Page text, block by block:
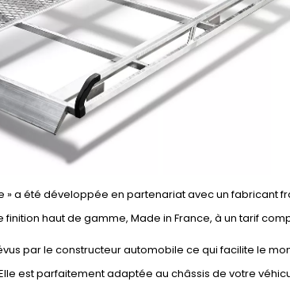
» a été développée en partenariat avec un fabricant
haut de gamme, Made in France, à un tarif
par le constructeur automobile ce qui facilite le
est parfaitement adaptée au châssis de votre